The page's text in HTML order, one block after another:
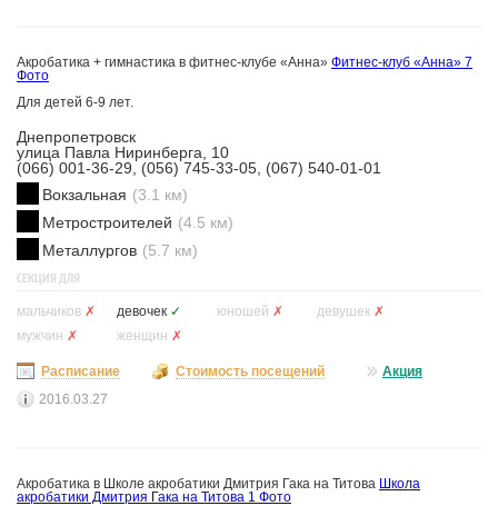
Акробатика + гимнастика в фитнес-клубе «Анна» Фитнес-клуб «Анна» 7
Фото
Для детей 6-9 лет.
Днепропетровск
улица Павла Ниринберга, 10
(066) 001-36-29, (056) 745-33-05, (067) 540-01-01
Вокзальная (3.1 км)
Метростроителей (4.5 км)
Металлургов (5.7 км)
СЕКЦИЯ ДЛЯ
мальчиков ✗ девочек ✓ юношей ✗ девушек ✗
мужчин ✗ женщин ✗
Расписание Стоимость посещений
Акция
2016.03.27
Акробатика в Школе акробатики Дмитрия Гака на Титова Школа
акробатики Дмитрия Гака на Титова 1 Фото